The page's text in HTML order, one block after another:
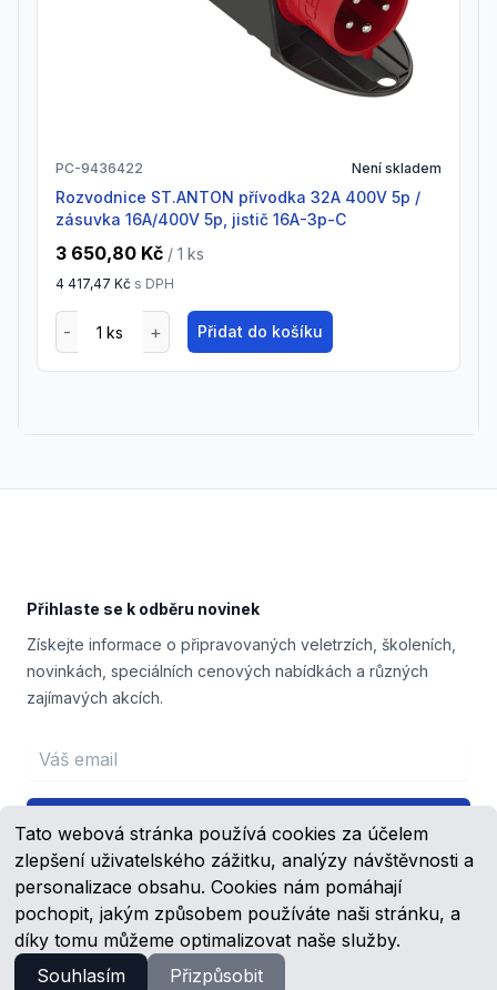
Tato webová stránka používá cookies za účelem
zlepšení uživatelského zážitku, analýzy návštěvnosti a
personalizace obsahu. Cookies nám pomáhají
pochopit, jakým způsobem používáte naši stránku, a
díky tomu můžeme optimalizovat naše služby.
Souhlasím
Přizpůsobit
PC-9436422 Není skladem
rozvodnice ST.ANTON přívodka 32A 400V 5p /
zásuvka 16A/400V 5p, jistič 16A-3p-C
3 650,80 Kč / 1 ks
4 417,47 Kč s DPH
Přidat do košíku
Přihlaste se k odběru novinek
Získejte informace o připravovaných veletrzích, školeních,
novinkách, speciálních cenových nabídkách a různých
zajímavých akcích.
Email address
Přihlášení
FacebookYouTube